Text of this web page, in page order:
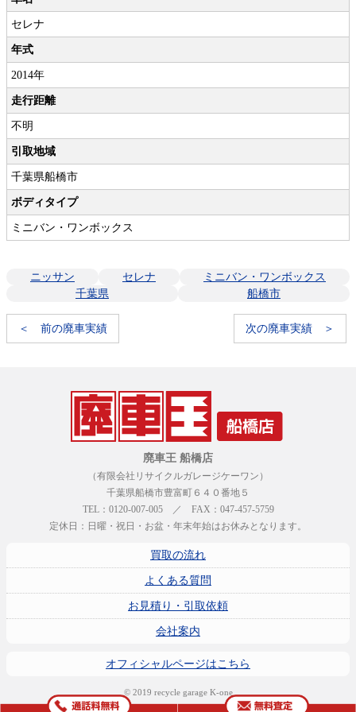
セレナ
年式
2014年
走行距離
不明
引取地域
千葉県船橋市
ボディタイプ
ミニバン・ワンボックス
ニッサン セレナ
ミニバン・ワンボックス
千葉県
船橋市
＜ 前の廃車実績 次の廃車実績 ＞
廃車王 船橋店
（有限会社リサイクルガレージケーワン）
千葉県船橋市豊富町６４０番地５
TEL：0120-007-005 ／ FAX：047-457-5759
定休日：日曜・祝日・お盆・年末年始はお休みとなります。
買取の流れ
よくある質問
お見積り・引取依頼
会社案内
オフィシャルページはこちら
© 2019 recycle garage K-one